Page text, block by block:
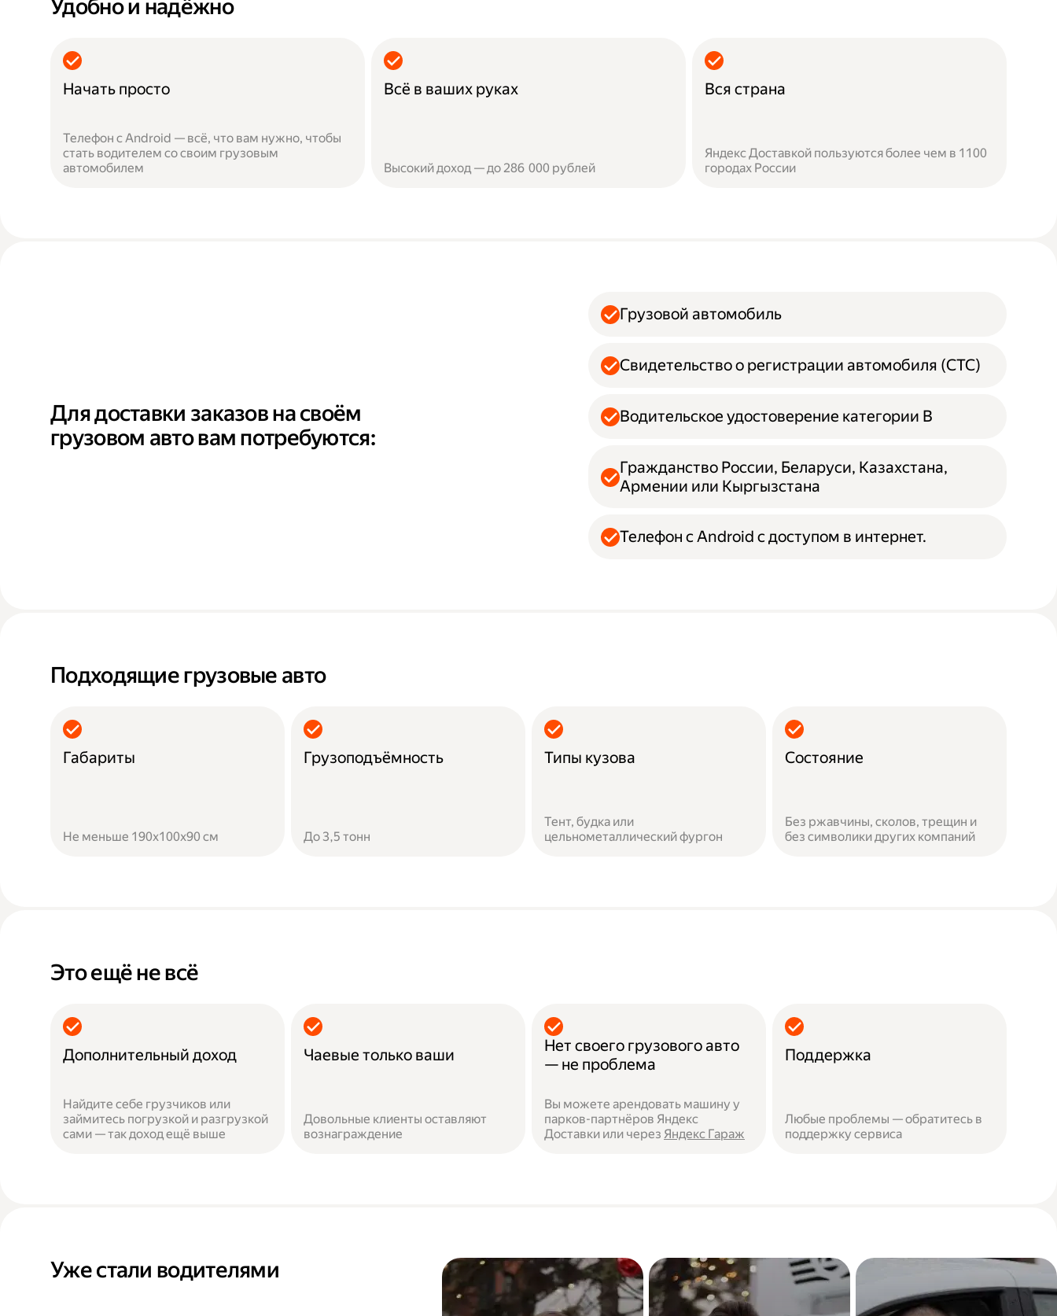
Удобно и надёжно
Начать просто
Телефон с Android — всё, что вам нужно, чтобы
стать водителем со своим грузовым
автомобилем
Всё в ваших руках
Высокий доход — до 286 000 рублей
Вся страна
Яндекс Доставкой пользуются более чем в 1100
городах России
Для доставки заказов на своём
грузовом авто вам потребуются:
Грузовой автомобиль
Свидетельство о регистрации автомобиля (СТС)
Водительское удостоверение категории B
Гражданство России, Беларуси, Казахстана,
Армении или Кыргызстана
Телефон с Android с доступом в интернет.
Подходящие грузовые авто
Габариты
Не меньше 190х100х90 см
Грузоподъёмность
До 3,5 тонн
Типы кузова
Тент, будка или
цельнометаллический фургон
Состояние
Без ржавчины, сколов, трещин и
без символики других компаний
Это ещё не всё
Дополнительный доход
Найдите себе грузчиков или
займитесь погрузкой и разгрузкой
сами — так доход ещё выше
Чаевые только ваши
Довольные клиенты оставляют
вознаграждение
Нет своего грузового авто
— не проблема
Вы можете арендовать машину у
парков-партнёров Яндекс
Доставки или через Яндекс Гараж
Поддержка
Любые проблемы — обратитесь в
поддержку сервиса
Уже стали водителями